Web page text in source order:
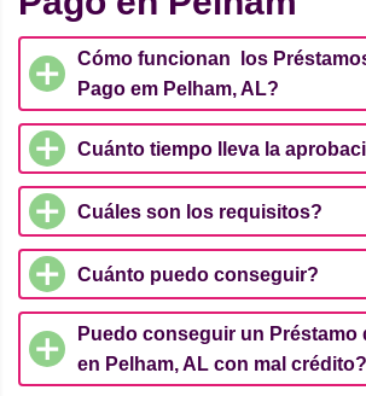
Cómo funcionan los
Pago em Pelham, AL?
Cuánto tiempo lleva la
Cuáles son los requisitos?
Cuánto puedo conseguir?
Puedo conseguir un Préstamo
en Pelham, AL con mal crédito?